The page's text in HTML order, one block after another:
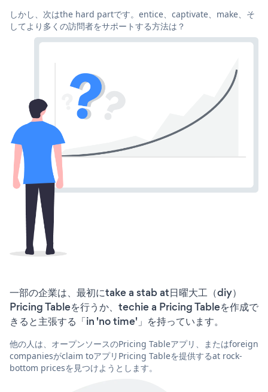
しかし、次はthe hard partです。entice、captivate、make、そ
してより多くの訪問者をサポートする方法は？
一部の企業は、最初にtake a stab at日曜大工（diy）
Pricing Tableを行うか、techie a Pricing Tableを作成で
きると主張する「in 'no time'」を持っています。
他の人は、オープンソースのPricing Tableアプリ、またはforeign
companiesがclaim toアプリPricing Tableを提供するat rock-
bottom pricesを見つけようとします。